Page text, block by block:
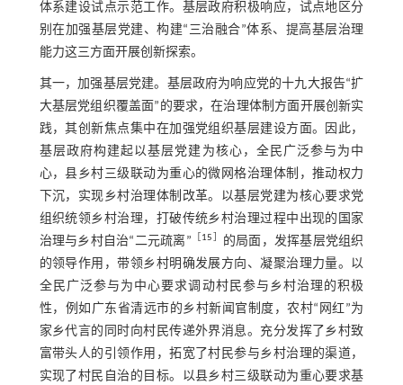
体系建设试点示范工作。基层政府积极响应，试点地区分
别在加强基层党建、构建“三治融合”体系、提高基层治理
能力这三方面开展创新探索。
其一，加强基层党建。基层政府为响应党的十九大报告“扩
大基层党组织覆盖面”的要求，在治理体制方面开展创新实
践，其创新焦点集中在加强党组织基层建设方面。因此，
基层政府构建起以基层党建为核心，全民广泛参与为中
心，县乡村三级联动为重心的微网格治理体制，推动权力
下沉，实现乡村治理体制改革。以基层党建为核心要求党
组织统领乡村治理，打破传统乡村治理过程中出现的国家
治理与乡村自治“二元疏离”
15
的局面，发挥基层党组织
的领导作用，带领乡村明确发展方向、凝聚治理力量。以
全民广泛参与为中心要求调动村民参与乡村治理的积极
性，例如广东省清远市的乡村新闻官制度，农村“网红”为
家乡代言的同时向村民传递外界消息。充分发挥了乡村致
富带头人的引领作用，拓宽了村民参与乡村治理的渠道，
实现了村民自治的目标。以县乡村三级联动为重心要求基